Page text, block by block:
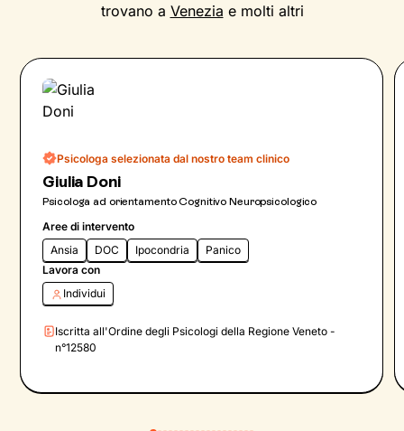
trovano a Venezia e molti altri
Psicologa selezionata dal nostro team clinico
Giulia Doni
Psicologa ad orientamento Cognitivo Neuropsicologico
Aree di intervento
Ansia
DOC Ipocondria
Panico
Lavora con
Individui
Iscritta all'Ordine degli Psicologi della Regione Veneto -
n°12580